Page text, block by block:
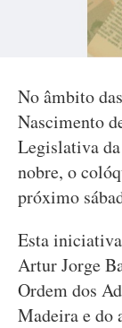
No âmbito
Nascimento
Legislativa
nobre, o
próximo
Esta
Artur Jorge
Ordem dos
Madeira e do